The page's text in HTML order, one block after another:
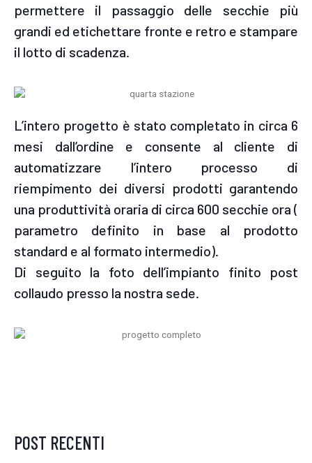
permettere il passaggio delle secchie più
grandi ed etichettare fronte e retro e stampare
il lotto di scadenza.
L’intero progetto è stato completato in circa 6
mesi dall’ordine e consente al cliente di
automatizzare l’intero processo di
riempimento dei diversi prodotti garantendo
una produttività oraria di circa 600 secchie ora (
parametro definito in base al prodotto
standard e al formato intermedio).
Di seguito la foto dell’impianto finito post
collaudo presso la nostra sede.
POST RECENTI